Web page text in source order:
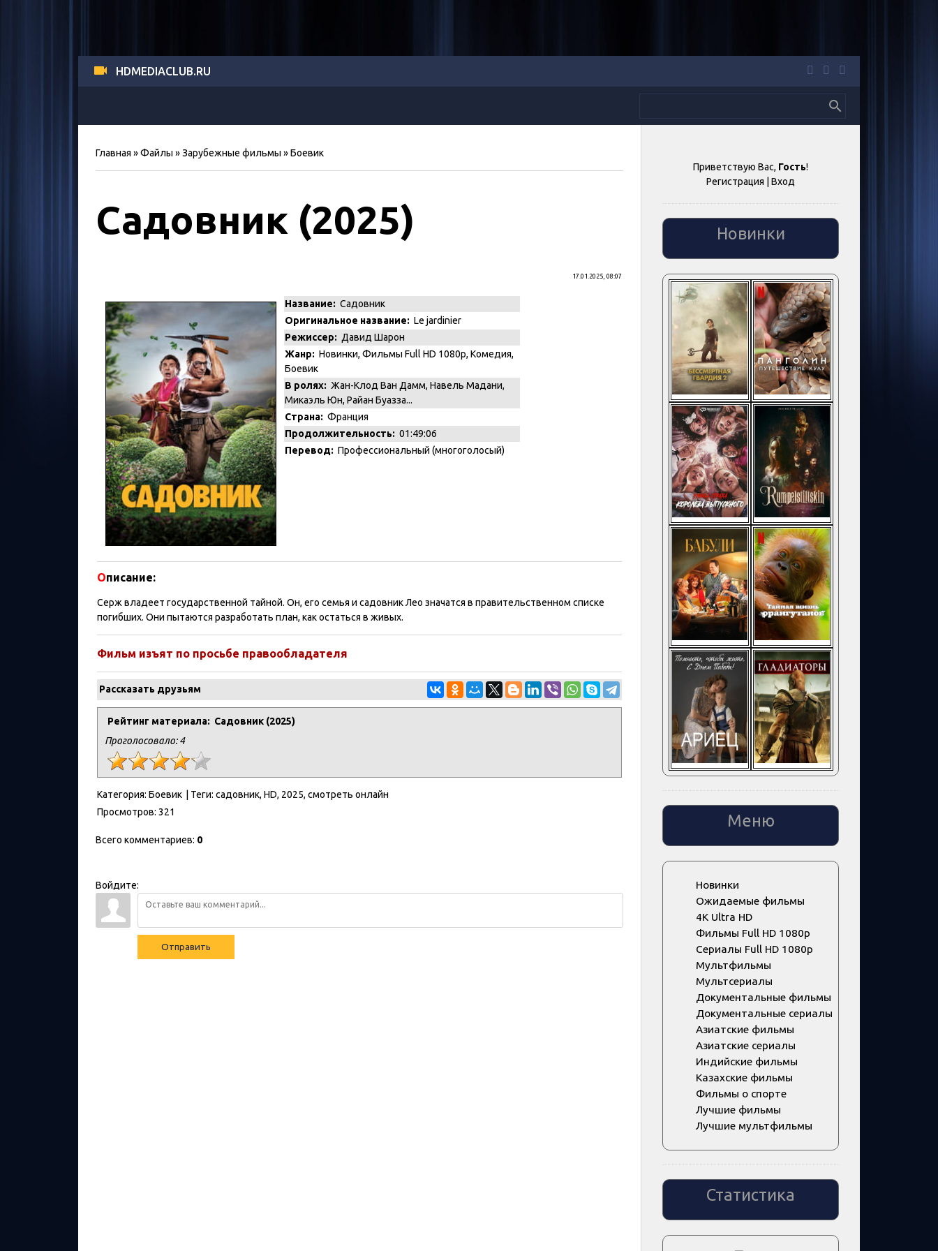
HDMEDIACLUB.RU
Главная »Файлы »Зарубежные фильмы »Боевик
Садовник (2025)
17.01.2025, 08:07
Название: Садовник
Оригинальное название: Le jardinier
Режиссер: Давид Шарон
Жанр: Новинки, Фильмы Full HD 1080p, Комедия,
Боевик
В ролях: Жан-Клод Ван Дамм, Навель Мадани,
Микаэль Юн, Райан Буазза...
Страна: Франция
Продолжительность: 01:49:06
Перевод: Профессиональный (многоголосый)
Описание:
Серж владеет государственной тайной. Он, его семья и садовник Лео значатся в правительственном списке
погибших. Они пытаются разработать план, как остаться в живых.
Фильм изъят по просьбе правообладателя
Рассказать друзьям
Рейтинг материала: Садовник (2025)
Проголосовало:4
Категория: Боевик Теги: садовник, HD, 2025, смотреть онлайн
Просмотров: 321
Всего комментариев: 0
Войдите:
Отправить
Приветствую Вас, Гость!
Регистрация |Вход
Новинки
Меню
Новинки
Ожидаемые фильмы
4K Ultra HD
Фильмы Full HD 1080p
Сериалы Full HD 1080p
Мультфильмы
Мультсериалы
Документальные фильмы
Документальные сериалы
Азиатские фильмы
Азиатские сериалы
Индийские фильмы
Казахские фильмы
Фильмы о спорте
Лучшие фильмы
Лучшие мультфильмы
Статистика